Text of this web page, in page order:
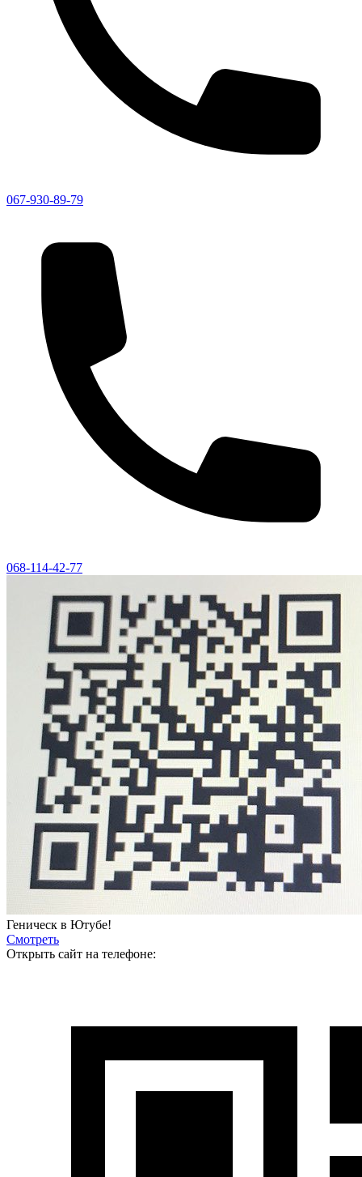
067-930-89-79
068-114-42-77
Геническ в Ютубе!
Смотреть
Открыть сайт на телефоне: